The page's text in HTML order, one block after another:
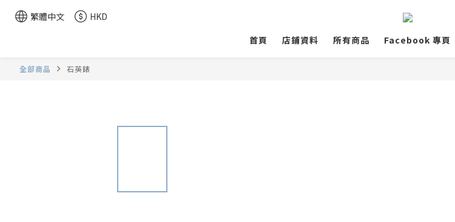
繁體中文 HKD
首頁
店鋪資料 所有商品 Facebook 專頁
全部商品 石英錶